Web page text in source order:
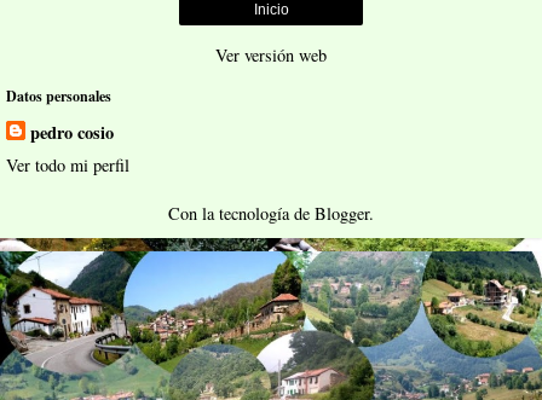
Inicio
Ver versión web
Datos personales
pedro cosio
Ver todo mi perfil
Con la tecnología de Blogger.